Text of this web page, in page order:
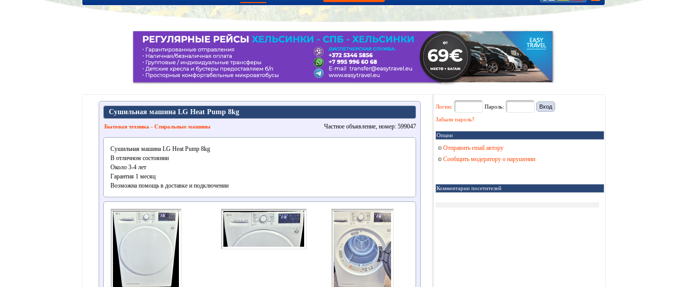
Сушильная машина LG Heat Pump 8kg
Бытовая техника - Стиральные машины Частное объявление, номер: 599047
Сушильная машина LG Heat Pump 8kg
В отличном состоянии
Около 3-4 лет
Гарантия 1 месяц
Возможна помощь в доставке и подключении
Логин: Пароль:
Забыли пароль?
Опции
Отправить email автору
Сообщить модератору о нарушении
Комментарии посетителей